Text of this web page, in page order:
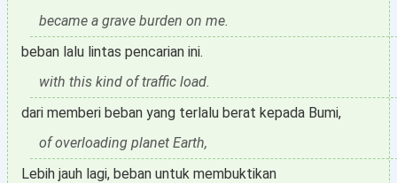
became a grave burden on me.
beban lalu lintas pencarian ini.
with this kind of traffic load.
dari memberi beban yang terlalu berat kepada Bumi,
of overloading planet Earth,
Lebih jauh lagi, beban untuk membuktikan